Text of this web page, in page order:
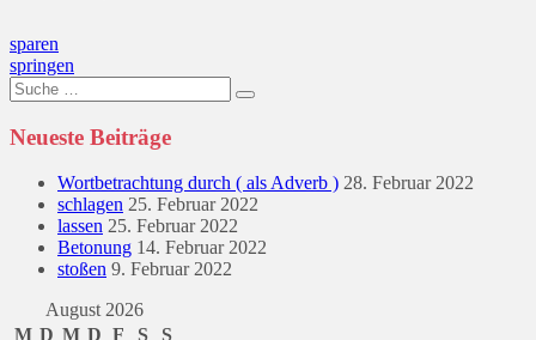
Beitragsnavigation
sparen
springen
Suche
nach:
Neueste Beiträge
Wortbetrachtung durch ( als Adverb ) 28. Februar 2022
schlagen 25. Februar 2022
lassen 25. Februar 2022
Betonung 14. Februar 2022
stoßen 9. Februar 2022
August 2026
M D M D F S S